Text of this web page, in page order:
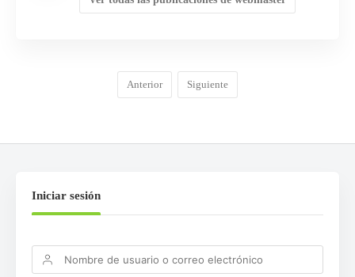
Anterior Siguiente
Iniciar sesión